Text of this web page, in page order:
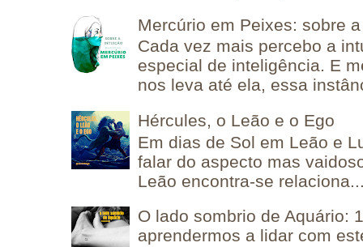
Mercúrio em Peixes: sobre
Cada vez mais percebo a
especial de inteligência. E
nos leva até ela, essa
Hércules, o Leão e o Ego
Em dias de Sol em Leão e
falar do aspecto mas
Leão encontra-se
O lado sombrio de Aquário:
aprendermos a lidar com